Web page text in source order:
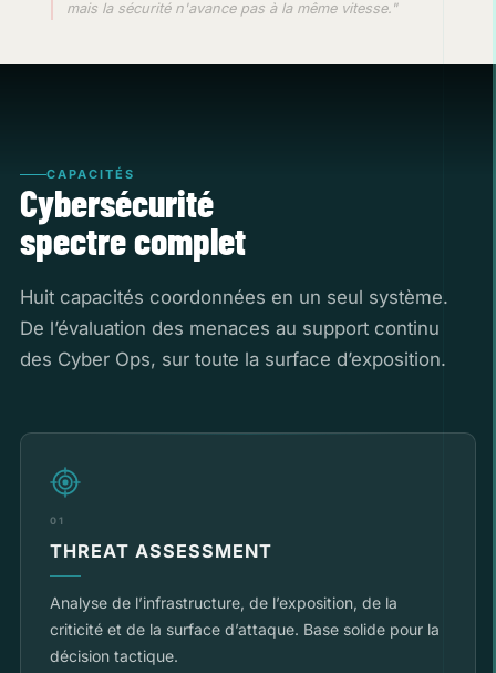
mais la sécurité n'avance pas à la même vitesse."
CAPACITÉS
Cybersécurité
spectre complet
Huit capacités coordonnées en un seul système.
De l’évaluation des menaces au support continu
des Cyber ​​Ops, sur toute la surface d’exposition.
01
THREAT ASSESSMENT
Analyse de l’infrastructure, de l’exposition, de la
criticité et de la surface d’attaque. Base solide pour la
décision tactique.